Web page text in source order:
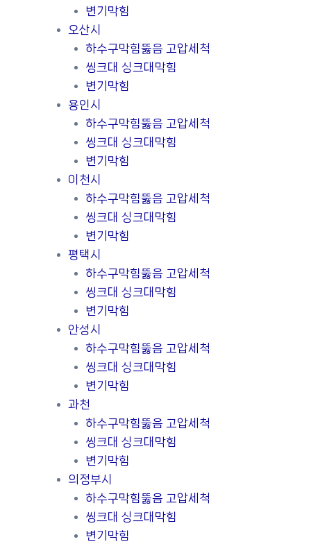
변기막힘
오산시
하수구막힘뚫음 고압세척
씽크대 싱크대막힘
변기막힘
용인시
하수구막힘뚫음 고압세척
씽크대 싱크대막힘
변기막힘
이천시
하수구막힘뚫음 고압세척
씽크대 싱크대막힘
변기막힘
평택시
하수구막힘뚫음 고압세척
씽크대 싱크대막힘
변기막힘
안성시
하수구막힘뚫음 고압세척
씽크대 싱크대막힘
변기막힘
과천
하수구막힘뚫음 고압세척
씽크대 싱크대막힘
변기막힘
의정부시
하수구막힘뚫음 고압세척
씽크대 싱크대막힘
변기막힘